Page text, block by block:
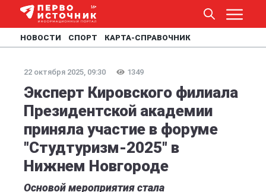
НОВОСТИ СПОРТ КАРТА-СПРАВОЧНИК
22 октября 2025, 09:30 1349
Эксперт Кировского филиала
Президентской академии
приняла участие в форуме
"Студтуризм-2025" в
Нижнем Новгороде
Основой мероприятия стала